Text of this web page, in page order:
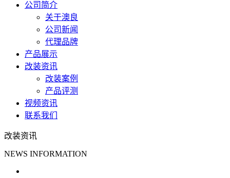
公司简介
关于澳良
公司新闻
代理品牌
产品展示
改装资讯
改装案例
产品评测
视频资讯
联系我们
改装资讯
NEWS INFORMATION